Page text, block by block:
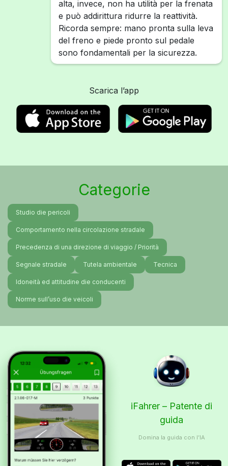
alta, invece, non ha utilità per la frenata
e può addirittura ridurre la reattività.
Ricorda sempre: mano pronta sulla leva
del freno e piede pronto sul pedale
sono fondamentali per la sicurezza.
Scarica l’app
Categorie
Studio die pericoli
Comportamento nella circolazione stradale
Precedenza di una direzione di viaggio / Priorità
Segnale stradale Tutela ambientale Tecnica
Idoneità ed attitudine die conducenti
Norme sull’uso die veicoli
iFahrer – Patente di
guida
Domina la guida con l’IA